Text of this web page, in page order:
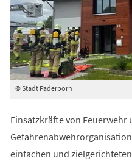
© Stadt Paderborn
Einsatzkräfte von Feuerwehr
einfachen und